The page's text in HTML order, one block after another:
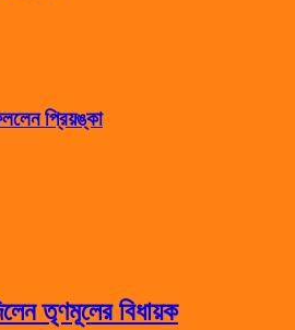
প্রিয়ঙ্কা
তৃণমূলের বিধায়ক